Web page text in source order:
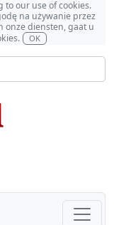
to our use of cookies.
na używanie przez
onze diensten, gaat u
OK